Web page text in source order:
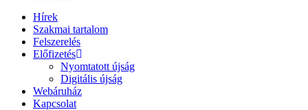
Hírek
Szakmai tartalom
Felszerelés
Előfizetés
Nyomtatott újság
Digitális újság
Webáruház
Kapcsolat